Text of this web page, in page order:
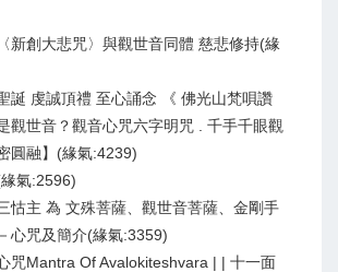
新創大悲咒〉與觀世音同體 慈悲修持(緣
誕 虔誠頂禮 至心誦念 《 佛光山梵唄讚
觀世音？觀音心咒六字明咒 . 千手千眼觀
圓融】(緣氣:4239)
氣:2596)
怙主 為 文殊菩薩、觀世音菩薩、金剛手
心咒及簡介(緣氣:3359)
咒Mantra Of Avalokiteshvara | | 十一面